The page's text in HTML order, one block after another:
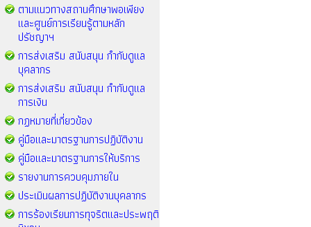
ตามแนวทางสถานศึกษาพอเพียง
และศูนย์การเรียนรู้ตามหลัก
ปรัชญาฯ
การส่งเสริม สนับสนุน กำกับดูแล
บุคลากร
การส่งเสริม สนับสนุน กำกับดูแล
การเงิน
กฏหมายที่เกี่ยวข้อง
คู่มือและมาตรฐานการปฏิบัติงาน
คู่มือและมาตรฐานการให้บริการ
รายงานการควบคุมภายใน
ประเมินผลการปฏิบัติงานบุคลากร
การร้องเรียนการทุจริตและประพฤติ